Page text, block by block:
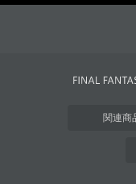
関連商